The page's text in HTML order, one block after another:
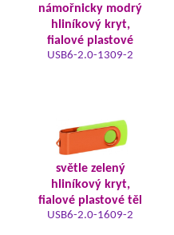
námořnicky modrý
hliníkový kryt,
fialové plastové
USB6-2.0-1309-2
světle zelený
hliníkový kryt,
fialové plastové těl
USB6-2.0-1609-2